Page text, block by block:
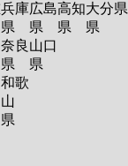
兵庫
県
奈良
県
和歌
山
県
広島
県
山口
県
高知
県
大分
県